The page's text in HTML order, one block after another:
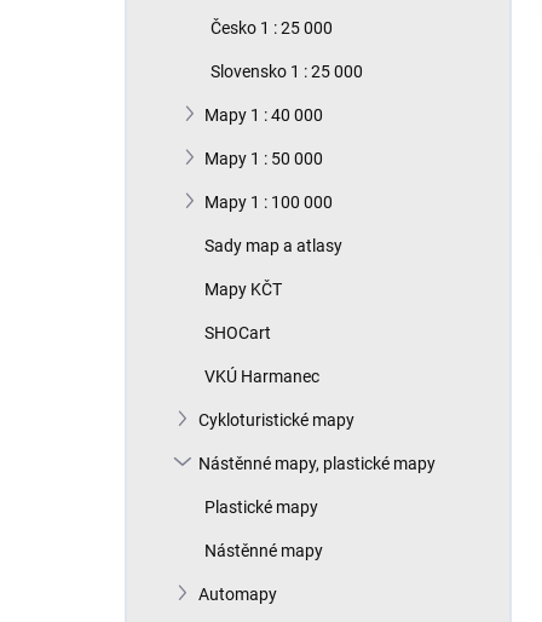
Česko 1 : 25 000
Slovensko 1 : 25 000
Mapy 1 : 40 000
Mapy 1 : 50 000
Mapy 1 : 100 000
Sady map a atlasy
Mapy KČT
SHOCart
VKÚ Harmanec
Cykloturistické mapy
Nástěnné mapy, plastické mapy
Plastické mapy
Nástěnné mapy
Automapy